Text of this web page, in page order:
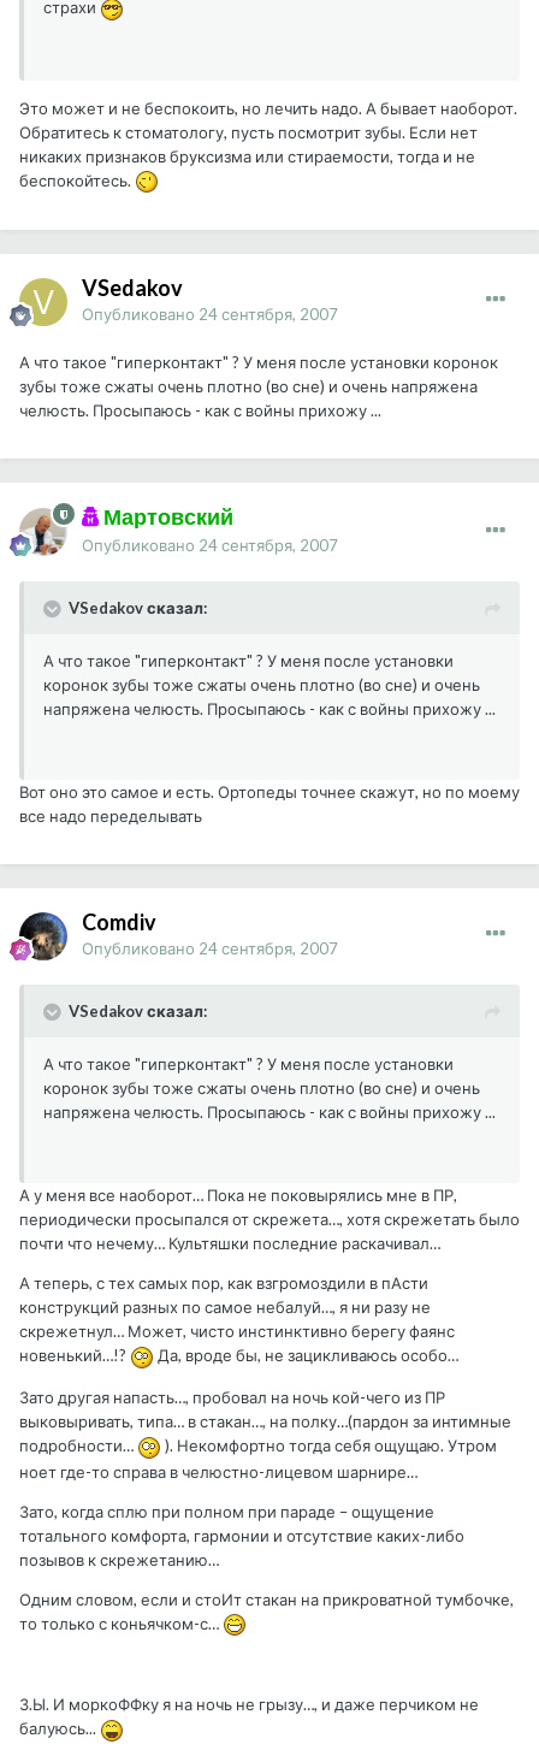
страхи
Это может и не беспокоить, но лечить надо. А бывает наоборот.
Обратитесь к стоматологу, пусть посмотрит зубы. Если нет
никаких признаков бруксизма или стираемости, тогда и не
беспокойтесь.
VSedakov
Опубликовано 24 сентября, 2007
А что такое "гиперконтакт" ? У меня после установки коронок
зубы тоже сжаты очень плотно (во сне) и очень напряжена
челюсть. Просыпаюсь - как с войны прихожу ...
Мартовский
Опубликовано 24 сентября, 2007
VSedakov сказал:
А что такое "гиперконтакт" ? У меня после установки
коронок зубы тоже сжаты очень плотно (во сне) и очень
напряжена челюсть. Просыпаюсь - как с войны прихожу ...
Вот оно это самое и есть. Ортопеды точнее скажут, но по моему
все надо переделывать
Comdiv
Опубликовано 24 сентября, 2007
VSedakov сказал:
А что такое "гиперконтакт" ? У меня после установки
коронок зубы тоже сжаты очень плотно (во сне) и очень
напряжена челюсть. Просыпаюсь - как с войны прихожу ...
А у меня все наоборот… Пока не поковырялись мне в ПР,
периодически просыпался от скрежета…, хотя скрежетать было
почти что нечему… Культяшки последние раскачивал…
А теперь, с тех самых пор, как взгромоздили в пАсти
конструкций разных по самое небалуй…, я ни разу не
скрежетнул… Может, чисто инстинктивно берегу фаянс
новенький…!?
Да, вроде бы, не зацикливаюсь особо…
Зато другая напасть…, пробовал на ночь кой-чего из ПР
выковыривать, типа… в стакан…, на полку…(пардон за интимные
подробности…
). Некомфортно тогда себя ощущаю. Утром
ноет где-то справа в челюстно-лицевом шарнире…
Зато, когда сплю при полном при параде – ощущение
тотального комфорта, гармонии и отсутствие каких-либо
позывов к скрежетанию…
Одним словом, если и стоИт стакан на прикроватной тумбочке,
то только с коньячком-с…
З.Ы. И моркоФФку я на ночь не грызу…, и даже перчиком не
балуюсь...